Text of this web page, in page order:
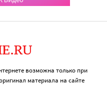
возможна только при
материала на сайте